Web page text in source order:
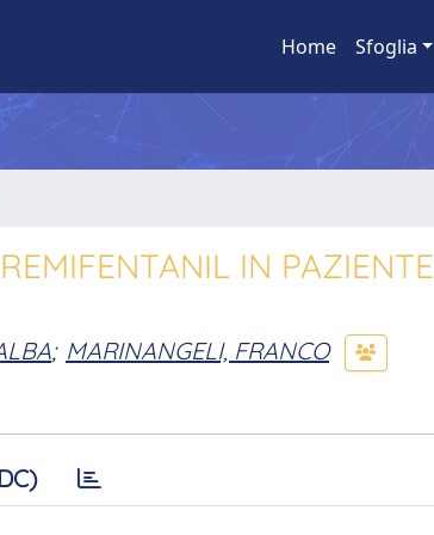
Home Sfoglia
IN PAZIENTE
; MARINANGELI, FRANCO